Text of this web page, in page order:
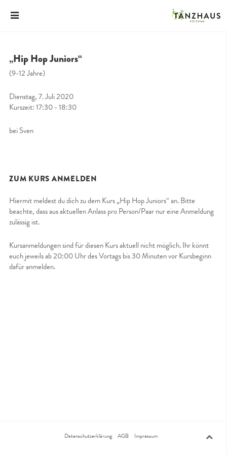
„Hip Hop Juniors“
(9-12 Jahre)
Dienstag, 7. Juli 2020
Kurszeit: 17:30 - 18:30
bei Sven
ZUM KURS ANMELDEN
Hiermit meldest du dich zu dem Kurs „Hip Hop Juniors“ an. Bitte
beachte, dass aus aktuellen Anlass pro Person/Paar nur eine Anmeldung
zulässig ist.
Kursanmeldungen sind für diesen Kurs aktuell nicht möglich. Ihr könnt
euch jeweils ab 20:00 Uhr des Vortags bis 30 Minuten vor Kursbeginn
dafür anmelden.
Datenschutzerklärung AGB Impressum